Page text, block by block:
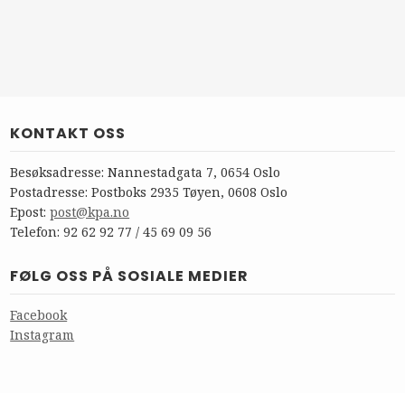
KONTAKT OSS
Besøksadresse: Nannestadgata 7, 0654 Oslo
Postadresse: Postboks 2935 Tøyen, 0608 Oslo
Epost:post@kpa.no
Telefon: 92 62 92 77 / 45 69 09 56
FØLG OSS PÅ SOSIALE MEDIER
Facebook
Instagram